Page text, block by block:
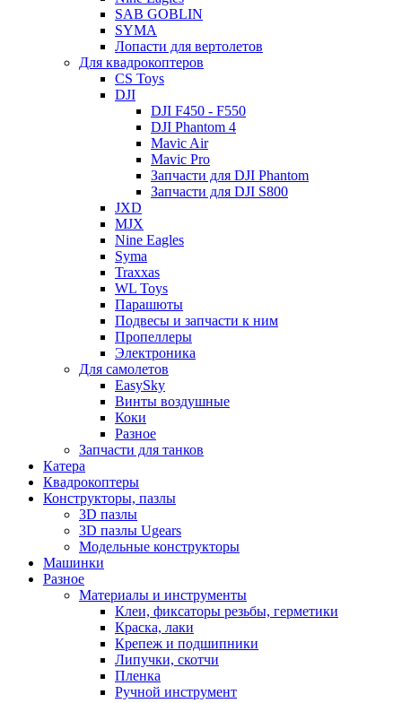
SAB GOBLIN
SYMA
Лопасти для вертолетов
Для квадрокоптеров
CS Toys
DJI
DJI F450 - F550
DJI Phantom 4
Mavic Air
Mavic Pro
Запчасти для DJI Phantom
Запчасти для DJI S800
JXD
MJX
Nine Eagles
Syma
Traxxas
WL Toys
Парашюты
Подвесы и запчасти к ним
Пропеллеры
Электроника
Для самолетов
EasySky
Винты воздушные
Коки
Разное
Запчасти для танков
Катера
Квадрокоптеры
Конструкторы, пазлы
3D пазлы
3D пазлы Ugears
Модельные конструкторы
Машинки
Разное
Материалы и инструменты
Клеи, фиксаторы резьбы, герметики
Краска, лаки
Крепеж и подшипники
Липучки, скотчи
Пленка
Ручной инструмент